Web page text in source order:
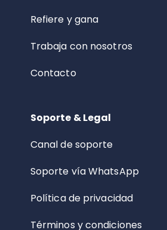
Refiere y gana
Trabaja con nosotros
Contacto
Soporte & Legal
Canal de soporte
Soporte vía WhatsApp
Política de privacidad
Términos y condiciones